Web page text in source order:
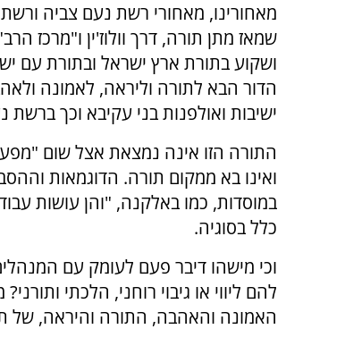
מאחורינו, מאחורי רשת נֹעם צביה
שמאז מתן תורה, דרך וולוז'ין
ושקוע בתורת ארץ ישראל ובתורת עם
הדור הבא לתורה וליראה, לאמונה
ישיבות ואולפנות בני עקיבא וכך ברשת
התורה הזו אינה נמצאת אצל שום
ואינו בא ממקום תורה. הדוגמאות
במוסדות, כמו באלקנה, "והן עושות
כלל בסוגיה.
וכי מישהו דיבר פעם לעומק עם
להם ליווי או גיבוי רוחני, הלכתי
האמונה והאהבה, התורה והיראה, של